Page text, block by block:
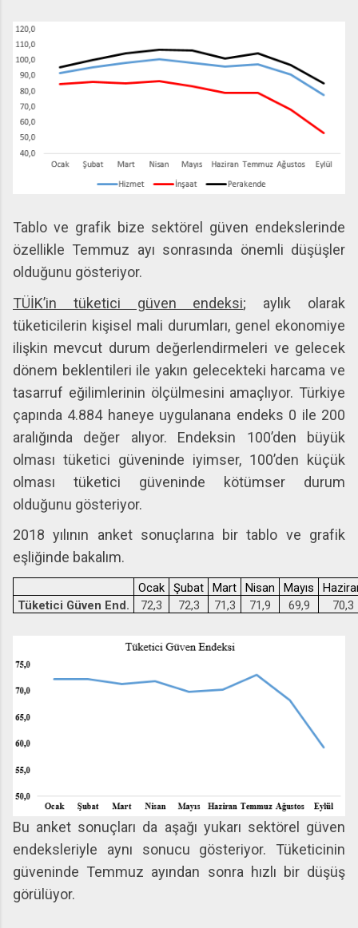
Tablo ve grafik bize sektörel güven endekslerinde
özellikle Temmuz ayı sonrasında önemli düşüşler
olduğunu gösteriyor.
TÜİK’in tüketici güven endeksi; aylık olarak
tüketicilerin kişisel mali durumları, genel ekonomiye
ilişkin mevcut durum değerlendirmeleri ve gelecek
dönem beklentileri ile yakın gelecekteki harcama ve
tasarruf eğilimlerinin ölçülmesini amaçlıyor. Türkiye
çapında 4.884 haneye uygulanana endeks 0 ile 200
aralığında değer alıyor. Endeksin 100’den büyük
olması tüketici güveninde iyimser, 100’den küçük
olması tüketici güveninde kötümser durum
olduğunu gösteriyor.
2018 yılının anket sonuçlarına bir tablo ve grafik
eşliğinde bakalım.
Ocak Şubat Mart Nisan Mayıs
Tüketici Güven End.
72,3 72,3 71,3 71,9 69,9 70,3
Bu anket sonuçları da aşağı yukarı sektörel güven
endeksleriyle aynı sonucu gösteriyor. Tüketicinin
güveninde Temmuz ayından sonra hızlı bir düşüş
görülüyor.